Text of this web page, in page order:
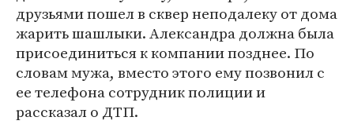
друзьями пошел в сквер неподалеку от дома
жарить шашлыки. Александра должна была
присоединиться к компании позднее. По
словам мужа, вместо этого ему позвонил с
ее телефона сотрудник полиции и
рассказал о ДТП.